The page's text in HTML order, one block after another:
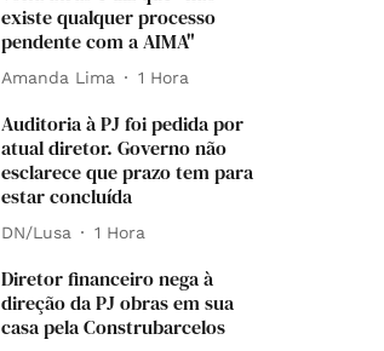
existe qualquer processo
pendente com a AIMA"
Amanda Lima 1 Hora
Auditoria à PJ foi pedida por
atual diretor. Governo não
esclarece que prazo tem para
estar concluída
DN/Lusa 1 Hora
Diretor financeiro nega à
direção da PJ obras em sua
casa pela Construbarcelos